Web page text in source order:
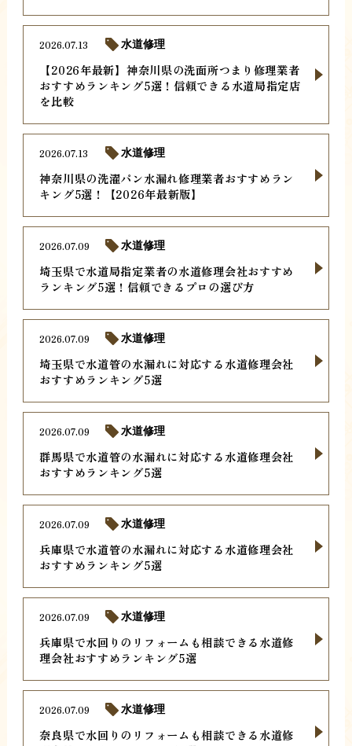
【2026年最新】神奈川県の洗面所つまり修理業者
おすすめランキング5選！信頼できる水道局指定店
を比較
2026.07.13 水道修理
神奈川県の洗濯パン水漏れ修理業者おすすめラン
キング5選！【2026年最新版】
2026.07.13 水道修理
埼玉県で水道局指定業者の水道修理会社おすすめ
ランキング5選！信頼できるプロの選び方
2026.07.09 水道修理
埼玉県で水道管の水漏れに対応する水道修理会社
おすすめランキング5選
2026.07.09 水道修理
群馬県で水道管の水漏れに対応する水道修理会社
おすすめランキング5選
2026.07.09 水道修理
兵庫県で水道管の水漏れに対応する水道修理会社
おすすめランキング5選
2026.07.09 水道修理
兵庫県で水回りのリフォームも相談できる水道修
理会社おすすめランキング5選
2026.07.09 水道修理
奈良県で水回りのリフォームも相談できる水道修
2026.07.09 水道修理